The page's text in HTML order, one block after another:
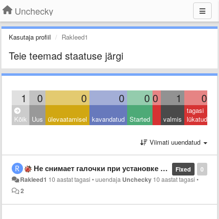
Unchecky
Kasutaja profiil Rakleed1
Teie teemad staatuse järgi
1 0 0 0 0 0 1 0
Kõik Uus ülevaatamisel kavandatud Started valmis
tagasi
lükatud
Viimati uuendatud
0
Fixed
Не снимает галочки при установке Kaspersky Total Security
Rakleed1 10 aastat tagasi •uuendaja Unchecky 10 aastat tagasi •
2